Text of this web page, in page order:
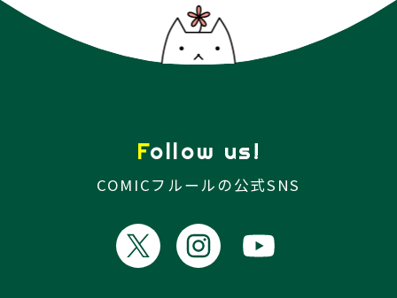
Follow us!
COMICフルールの公式SNS